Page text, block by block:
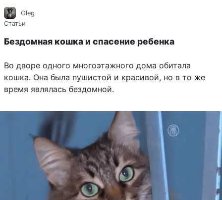
Oleg
Статьи
Бездомная кошка и спасение ребенка
Во дворе одного многоэтажного дома обитала
кошка. Она была пушистой и красивой, но в то же
время являлась бездомной.